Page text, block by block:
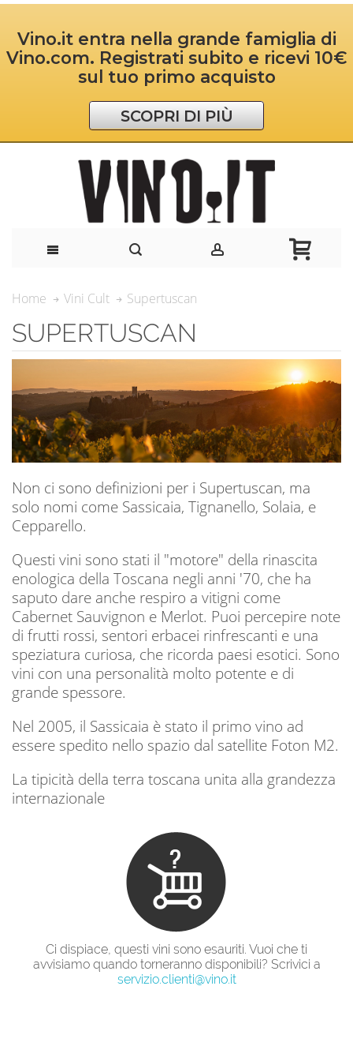
Vino.it entra nella grande famiglia di
Vino.com. Registrati subito e ricevi 10€
sul tuo primo acquisto
SCOPRI DI PIÙ
Home Vini Cult Supertuscan
SUPERTUSCAN
Non ci sono definizioni per i Supertuscan, ma
solo nomi come Sassicaia, Tignanello, Solaia, e
Cepparello.
Questi vini sono stati il "motore" della rinascita
enologica della Toscana negli anni '70, che ha
saputo dare anche respiro a vitigni come
Cabernet Sauvignon e Merlot. Puoi percepire note
di frutti rossi, sentori erbacei rinfrescanti e una
speziatura curiosa, che ricorda paesi esotici. Sono
vini con una personalità molto potente e di
grande spessore.
Nel 2005, il Sassicaia è stato il primo vino ad
essere spedito nello spazio dal satellite Foton M2.
La tipicità della terra toscana unita alla grandezza
internazionale
Ci dispiace, questi vini sono esauriti. Vuoi che ti
avvisiamo quando torneranno disponibili? Scrivici a
servizio.clienti@vino.it